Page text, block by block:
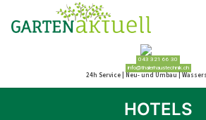
HOTELS